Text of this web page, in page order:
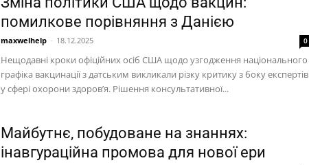
помилкове порівняння з Данією
maxwelhelp - 18.12.2025 0
Нещодавні кроки офіційних осіб США щодо узгодження національного
графіка вакцинації з датським викликали різку критику з боку експертів
у сфері охорони здоров’я. Рішення консультативної...
Майбутнє, побудоване на знаннях:
інавгураційна промова для нової ери